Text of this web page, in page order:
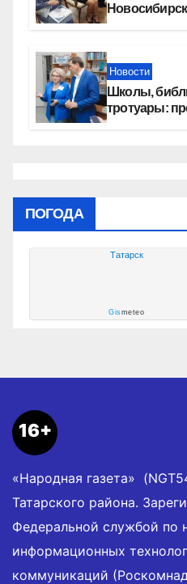
Новости
Школы,
тротуары:
ПОГОДА
Татарск
Gismeteo
16+
«Народная газета»
Татарского района.
Федеральной службой по
информационных
коммуникаций